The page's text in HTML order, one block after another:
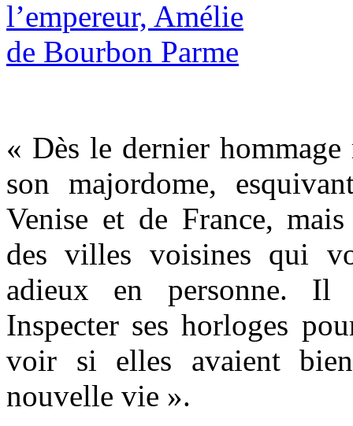
« Dès le dernier
son majordome,
Venise et de France,
des villes voisines qui
adieux en personne.
Inspecter ses horloges
voir si elles avaient
nouvelle vie ».